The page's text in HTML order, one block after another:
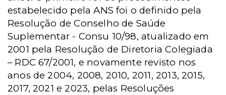
estabelecido pela ANS foi o definido pela
Resolução de Conselho de Saúde
Suplementar - Consu 10/98, atualizado em
2001 pela Resolução de Diretoria Colegiada
– RDC 67/2001, e novamente revisto nos
anos de 2004, 2008, 2010, 2011, 2013, 2015,
2017, 2021 e 2023, pelas Resoluções